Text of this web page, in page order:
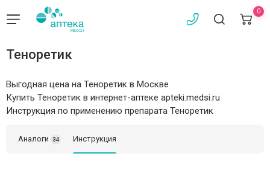
0
Теноретик
Выгодная цена на Теноретик в Москве
Купить Теноретик в интернет-аптеке apteki.medsi.ru
Инструкция по применению препарата Теноретик
Аналоги 34 Инструкция